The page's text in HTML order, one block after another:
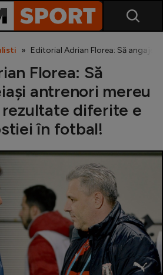
Națională
Editorial Adrian Florea: Să
Florea: Să
antrenori mereu
diferite e
în fotbal!